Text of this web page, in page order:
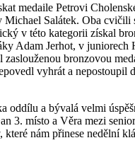
medaile Petrovi
Salátek. Oba cvičili
v této kategorii získal
Adam Jerhot, v
bronzovou
vyhrát a nepostoupil
a bývalá velmi
3. místo a Věra mezi
nám přinese nedělní